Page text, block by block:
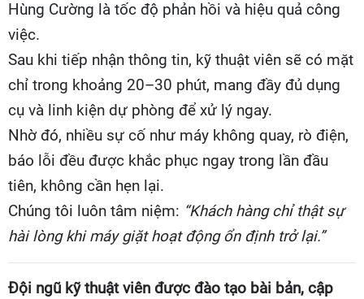
Hùng Cường là tốc độ phản hồi và hiệu quả công
việc.
Sau khi tiếp nhận thông tin, kỹ thuật viên sẽ có mặt
chỉ trong khoảng 20–30 phút, mang đầy đủ dụng
cụ và linh kiện dự phòng để xử lý ngay.
Nhờ đó, nhiều sự cố như máy không quay, rò điện,
báo lỗi đều được khắc phục ngay trong lần đầu
tiên, không cần hẹn lại.
Chúng tôi luôn tâm niệm: “Khách hàng chỉ thật sự
hài lòng khi máy giặt hoạt động ổn định trở lại.”
Đội ngũ kỹ thuật viên được đào tạo bài bản, cập